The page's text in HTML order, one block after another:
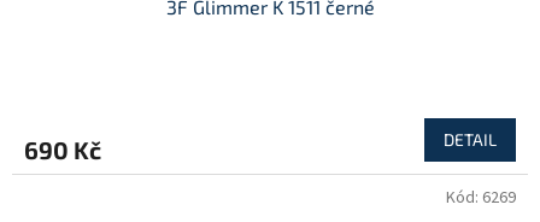
3F Glimmer K 1511 černé
690 Kč DETAIL
Kód: 6269